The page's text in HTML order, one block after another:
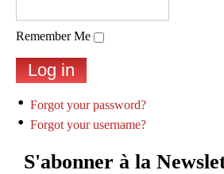
Remember Me
Forgot your password?
Forgot your username?
S'abonner à la